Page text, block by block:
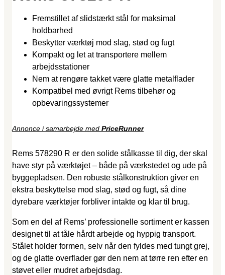
Fremstillet af slidstærkt stål for maksimal
holdbarhed
Beskytter værktøj mod slag, stød og fugt
Kompakt og let at transportere mellem
arbejdsstationer
Nem at rengøre takket være glatte metalflader
Kompatibel med øvrigt Rems tilbehør og
opbevaringssystemer
Annonce i samarbejde med PriceRunner
Rems 578290 R er den solide stålkasse til dig, der skal
have styr på værktøjet – både på værkstedet og ude på
byggepladsen. Den robuste stålkonstruktion giver en
ekstra beskyttelse mod slag, stød og fugt, så dine
dyrebare værktøjer forbliver intakte og klar til brug.
Som en del af Rems’ professionelle sortiment er kassen
designet til at tåle hårdt arbejde og hyppig transport.
Stålet holder formen, selv når den fyldes med tungt grej,
og de glatte overflader gør den nem at tørre ren efter en
støvet eller mudret arbejdsdag.